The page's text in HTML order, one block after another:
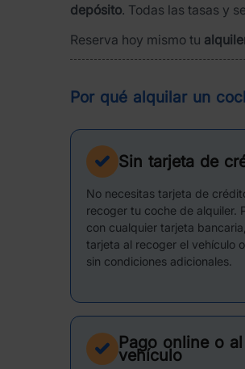
depósito. Todas las tasas y
Reserva hoy mismo tu
Por qué alquilar un
Sin tarjeta de
No necesitas tarjeta de
recoger tu coche de alquiler.
con cualquier tarjeta
tarjeta al recoger el vehículo
sin condiciones adicionales.
Pago online o
vehículo